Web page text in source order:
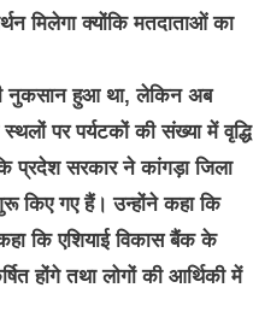
मिलेगा क्योंकि मतदाताओं का
नुकसान हुआ था, लेकिन अब
पर पर्यटकों की संख्या में वृद्धि
प्रदेश सरकार ने कांगड़ा जिला
किए गए हैं। उन्होंने कहा कि
कहा कि एशियाई विकास बैंक के
होंगे तथा लोगों की आर्थिकी में